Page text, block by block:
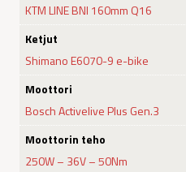
KTM LINE BNI 160mm Q16
Ketjut
Shimano E6070-9 e-bike
Moottori
Bosch Activelive Plus Gen.3
Moottorin teho
250W – 36V – 50Nm